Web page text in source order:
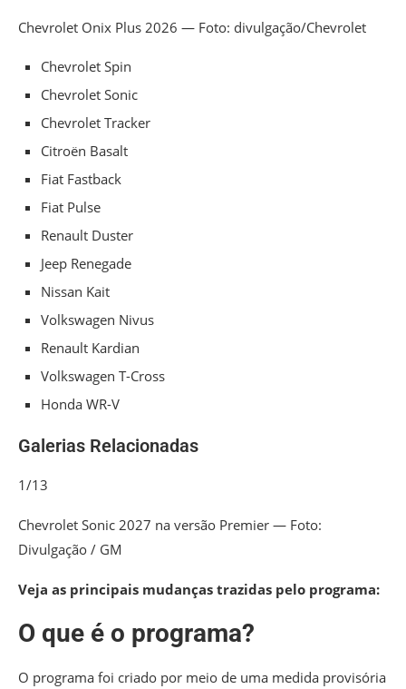
Chevrolet Onix Plus 2026 — Foto: divulgação/Chevrolet
Chevrolet Spin
Chevrolet Sonic
Chevrolet Tracker
Citroën Basalt
Fiat Fastback
Fiat Pulse
Renault Duster
Jeep Renegade
Nissan Kait
Volkswagen Nivus
Renault Kardian
Volkswagen T-Cross
Honda WR-V
Galerias Relacionadas
1/13
Chevrolet Sonic 2027 na versão Premier — Foto:
Divulgação / GM
Veja as principais mudanças trazidas pelo programa:
O que é o programa?
O programa foi criado por meio de uma medida provisória